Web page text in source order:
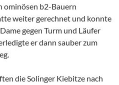
ominösen b2-Bauern
weiter gerechnet und konnte
gegen Turm und Läufer
er dann sauber zum
die Solinger Kiebitze nach